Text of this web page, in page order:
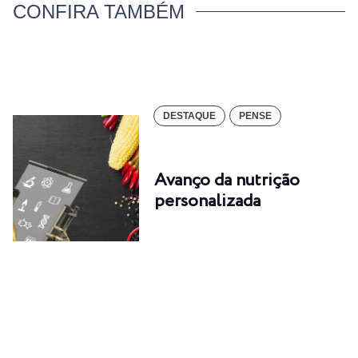
CONFIRA TAMBÉM
DESTAQUE PENSE
Avanço da nutrição
personalizada